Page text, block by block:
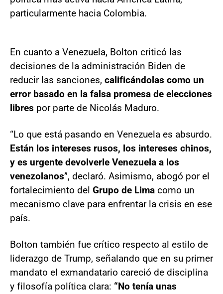
particularmente hacia Colombia.
En cuanto a Venezuela, Bolton criticó las
decisiones de la administración Biden de
reducir las sanciones, calificándolas como un
error basado en la falsa promesa de elecciones
libres por parte de Nicolás Maduro.
“Lo que está pasando en Venezuela es absurdo.
Están los intereses rusos, los intereses chinos,
y es urgente devolverle Venezuela a los
venezolanos”, declaró. Asimismo, abogó por el
fortalecimiento del Grupo de Lima como un
mecanismo clave para enfrentar la crisis en ese
país.
Bolton también fue crítico respecto al estilo de
liderazgo de Trump, señalando que en su primer
mandato el exmandatario careció de disciplina
y filosofía política clara: “No tenía unas